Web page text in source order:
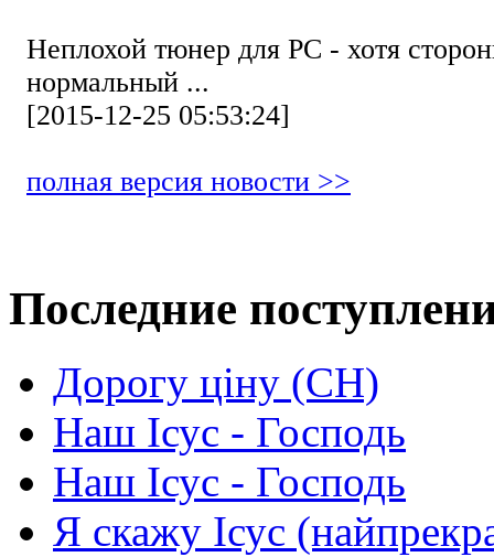
Неплохой тюнер для РС - хотя
нормальный ...
[2015-12-25 05:53:24]
полная версия новости >>
Последние
Дорогу ціну (СН)
Наш Ісус - Господь
Наш Ісус - Господь
Я скажу Ісус